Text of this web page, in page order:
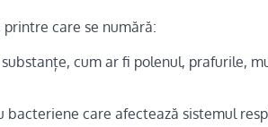
care se numără:
cum ar fi polenul, prafurile,
care afectează sistemul